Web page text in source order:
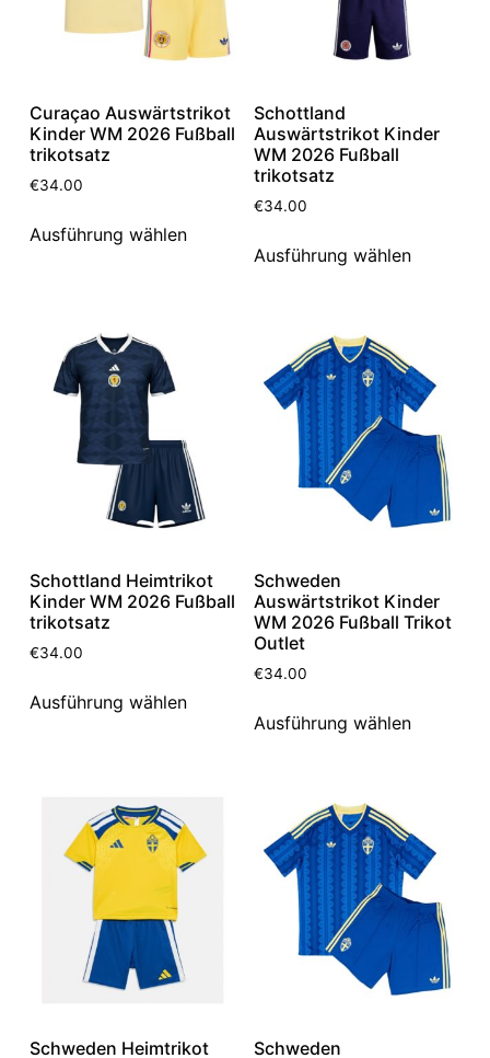
Curaçao Auswärtstrikot
Kinder WM 2026 Fußball
trikotsatz
€34.00
Ausführung wählen
Schottland
Auswärtstrikot Kinder
WM 2026 Fußball
trikotsatz
€34.00
Ausführung wählen
Schottland Heimtrikot
Kinder WM 2026 Fußball
trikotsatz
€34.00
Ausführung wählen
Schweden
Auswärtstrikot Kinder
WM 2026 Fußball Trikot
Outlet
€34.00
Ausführung wählen
Schweden Heimtrikot Schweden